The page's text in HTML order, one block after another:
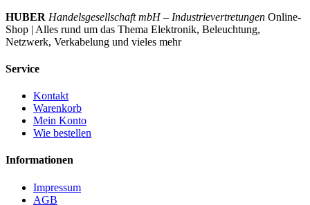
HUBER Handelsgesellschaft mbH – Industrievertretungen Online-
Shop | Alles rund um das Thema Elektronik, Beleuchtung,
Netzwerk, Verkabelung und vieles mehr
Service
Kontakt
Warenkorb
Mein Konto
Wie bestellen
Informationen
Impressum
AGB